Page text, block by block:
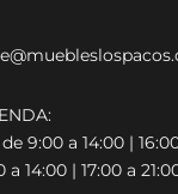
9:00 a 14:00 |
14:00 | 17:00 a